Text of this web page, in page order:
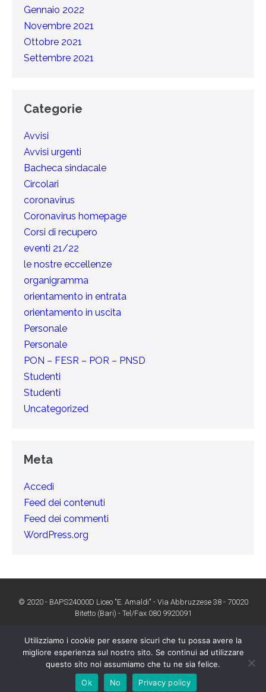
Gennaio 2022
Novembre 2021
Ottobre 2021
Settembre 2021
Categorie
Avvisi
Avvisi urgenti
Bacheca sindacale
Circolari
coronavirus
Coronavirus homepage
Corsi di recupero
eventi 21/22
le nostre eccellenze
organigramma
orientamento in entrata
orientamento in uscita
Personale
Personale
PON – FESR – POR – PNSD
Studenti
Studenti
Uncategorized
Meta
Accedi
Feed dei contenuti
Feed dei commenti
WordPress.org
© 2020 - BAPS24000D Liceo "E. Amaldi" - Via Abbruzzese 38 - 70020
Bitetto (Bari) - Tel/Fax 080 9920091
Dichiarazione di accessibilità
Utilizziamo i cookie per essere sicuri che tu possa avere la
migliore esperienza sul nostro sito. Se continui ad utilizzare
questo sito noi assumiamo che tu ne sia felice.
Ok
No Privacy policy